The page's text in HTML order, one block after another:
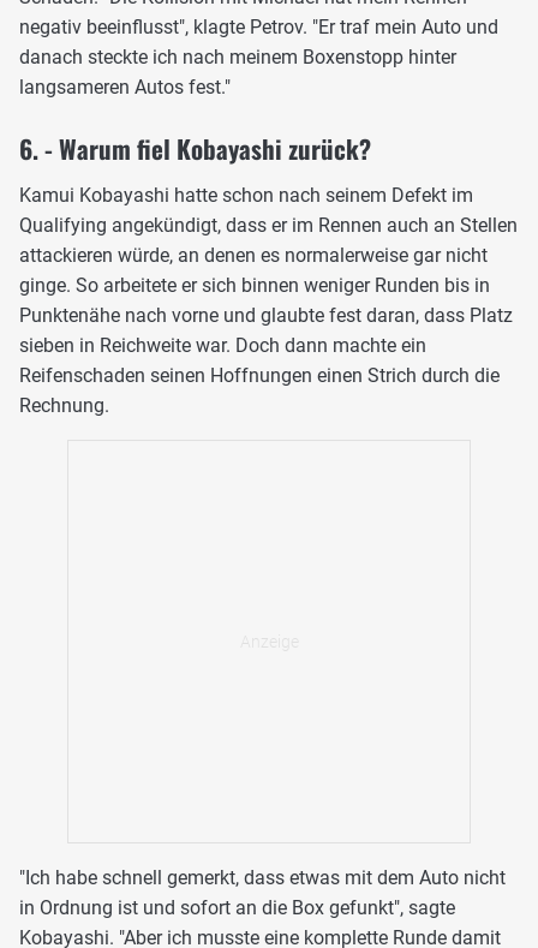
negativ beeinflusst", klagte Petrov. "Er traf mein Auto und
danach steckte ich nach meinem Boxenstopp hinter
langsameren Autos fest."
6. - Warum fiel Kobayashi zurück?
Kamui Kobayashi hatte schon nach seinem Defekt im
Qualifying angekündigt, dass er im Rennen auch an Stellen
attackieren würde, an denen es normalerweise gar nicht
ginge. So arbeitete er sich binnen weniger Runden bis in
Punktenähe nach vorne und glaubte fest daran, dass Platz
sieben in Reichweite war. Doch dann machte ein
Reifenschaden seinen Hoffnungen einen Strich durch die
Rechnung.
"Ich habe schnell gemerkt, dass etwas mit dem Auto nicht
in Ordnung ist und sofort an die Box gefunkt", sagte
Kobayashi. "Aber ich musste eine komplette Runde damit